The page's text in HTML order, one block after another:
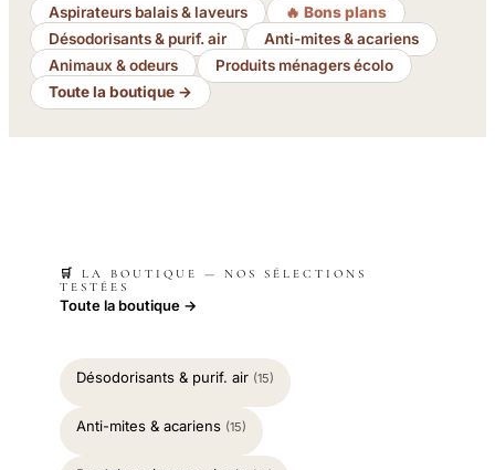
Aspirateurs balais & laveurs
🔥 Bons plans
Désodorisants & purif. air
Anti-mites & acariens
Animaux & odeurs
Produits ménagers écolo
Toute la boutique →
🛒 LA BOUTIQUE — NOS SÉLECTIONS
TESTÉES
Toute la boutique →
Désodorisants & purif. air (15)
Anti-mites & acariens (15)